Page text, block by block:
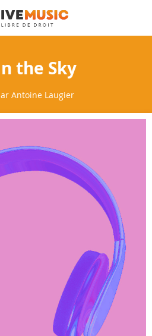
Allez
au
contenu
the Sky
Antoine Laugier
the
of